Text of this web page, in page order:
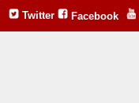
Twitter Facebook